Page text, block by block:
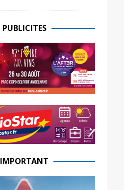
PUBLICITES
IMPORTANT